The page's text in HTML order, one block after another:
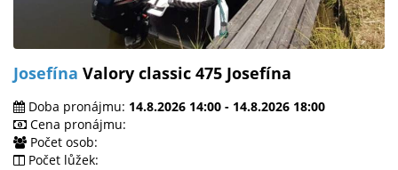
Josefína Valory classic 475 Josefína
Doba pronájmu: 14.8.2026 14:00 - 14.8.2026 18:00
Cena pronájmu:
Počet osob:
Počet lůžek: